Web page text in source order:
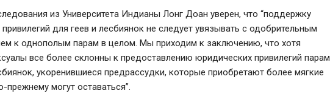
из Университета Индианы Лонг Доан уверен, что “поддержку
для геев и лесбиянок не следует увязывать с одобрительным
к однополым парам в целом. Мы приходим к заключению, что хотя
все более склонны к предоставлению юридических привилегий парам
укоренившиеся предрассудки, которые приобретают более мягкие
могут оставаться”.